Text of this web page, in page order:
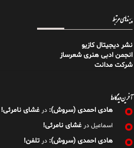
پیوندهای مرتبط
نشر دیجیتال کازیو
انجمن ادبی هنری شعرساز
شرکت مدانت
آخرین دیدگاه‌ها
هادی احمدی (سروش): در غشای نامرئی!
اسماعیل در غشای نامرئی!
هادی احمدی (سروش): در تلفن!